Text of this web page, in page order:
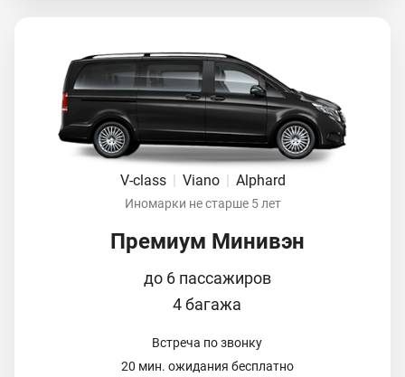
V-class Viano Alphard
Иномарки не старше 5 лет
Премиум Минивэн
до 6 пассажиров
4 багажа
Встреча по звонку
20 мин. ожидания бесплатно